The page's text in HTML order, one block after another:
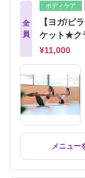
全
員
ボディケア
【ヨガ/ピ
ケット★ク
¥11,000
メニュー